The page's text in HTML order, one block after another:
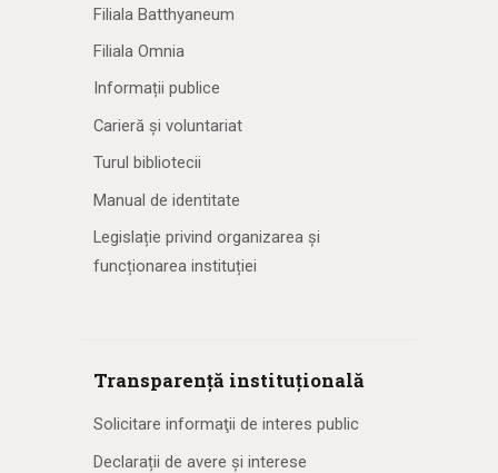
Filiala Batthyaneum
Filiala Omnia
Informații publice
Carieră și voluntariat
Turul bibliotecii
Manual de identitate
Legislație privind organizarea și
funcționarea instituției
Transparență instituțională
Solicitare informaţii de interes public
Declarații de avere și interese